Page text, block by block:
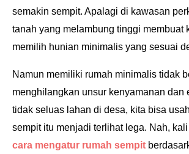
semakin sempit. Apalagi di kawasan
tanah yang melambung tinggi membuat
memilih hunian minimalis yang sesuai
Namun memiliki rumah minimalis tidak
menghilangkan unsur kenyamanan dan
tidak seluas lahan di desa, kita bisa
sempit itu menjadi terlihat lega. Nah,
cara mengatur rumah sempit